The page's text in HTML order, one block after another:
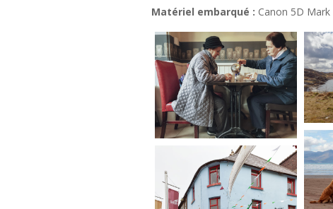
Matériel embarqué : Canon 5D